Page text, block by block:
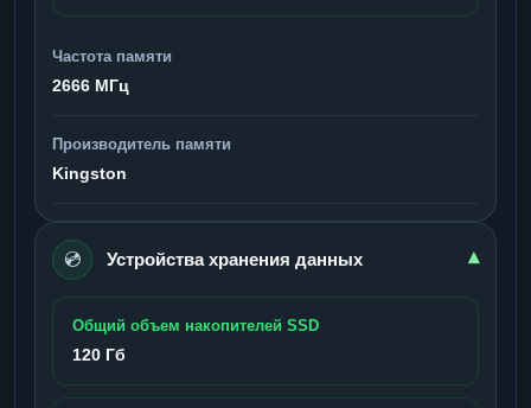
Частота памяти
2666 МГц
Производитель памяти
Kingston
💿 Устройства хранения данных ▾
Общий объем накопителей SSD
120 Гб